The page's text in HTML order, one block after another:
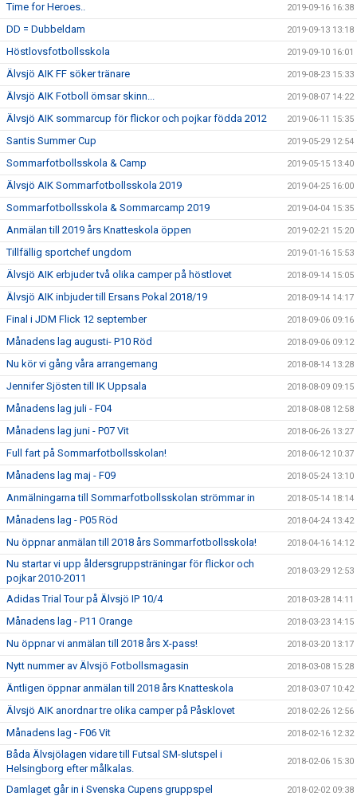
Time for Heroes.. 2019-09-16 16:38
DD = Dubbeldam 2019-09-13 13:18
Höstlovsfotbollsskola 2019-09-10 16:01
Älvsjö AIK FF söker tränare 2019-08-23 15:33
Älvsjö AIK Fotboll ömsar skinn... 2019-08-07 14:22
Älvsjö AIK sommarcup för flickor och pojkar födda 2012 2019-06-11 15:35
Santis Summer Cup 2019-05-29 12:54
Sommarfotbollsskola & Camp 2019-05-15 13:40
Älvsjö AIK Sommarfotbollsskola 2019 2019-04-25 16:00
Sommarfotbollsskola & Sommarcamp 2019 2019-04-04 15:35
Anmälan till 2019 års Knatteskola öppen 2019-02-21 15:20
Tillfällig sportchef ungdom 2019-01-16 15:53
Älvsjö AIK erbjuder två olika camper på höstlovet 2018-09-14 15:05
Älvsjö AIK inbjuder till Ersans Pokal 2018/19 2018-09-14 14:17
Final i JDM Flick 12 september 2018-09-06 09:16
Månadens lag augusti- P10 Röd 2018-09-06 09:12
Nu kör vi gång våra arrangemang 2018-08-14 13:28
Jennifer Sjösten till IK Uppsala 2018-08-09 09:15
Månadens lag juli - F04 2018-08-08 12:58
Månadens lag juni - P07 Vit 2018-06-26 13:27
Full fart på Sommarfotbollsskolan! 2018-06-12 10:37
Månadens lag maj - F09 2018-05-24 13:10
Anmälningarna till Sommarfotbollsskolan strömmar in 2018-05-14 18:14
Månadens lag - P05 Röd 2018-04-24 13:42
Nu öppnar anmälan till 2018 års Sommarfotbollsskola! 2018-04-16 14:12
Nu startar vi upp åldersgruppsträningar för flickor och
pojkar 2010-2011
2018-03-29 12:53
Adidas Trial Tour på Älvsjö IP 10/4 2018-03-28 14:11
Månadens lag - P11 Orange 2018-03-23 14:15
Nu öppnar vi anmälan till 2018 års X-pass! 2018-03-20 13:17
Nytt nummer av Älvsjö Fotbollsmagasin 2018-03-08 15:28
Äntligen öppnar anmälan till 2018 års Knatteskola 2018-03-07 10:42
Älvsjö AIK anordnar tre olika camper på Påsklovet 2018-02-26 12:56
Månadens lag - F06 Vit 2018-02-16 12:32
Båda Älvsjölagen vidare till Futsal SM-slutspel i
Helsingborg efter målkalas.
2018-02-06 15:30
Damlaget går in i Svenska Cupens gruppspel 2018-02-02 09:38